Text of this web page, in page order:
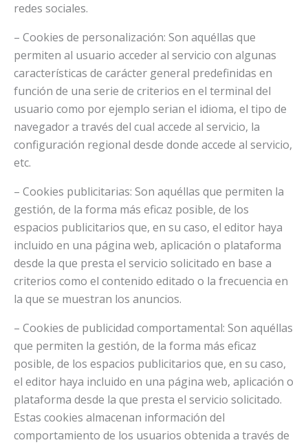
redes sociales.
– Cookies de personalización: Son aquéllas que
permiten al usuario acceder al servicio con algunas
características de carácter general predefinidas en
función de una serie de criterios en el terminal del
usuario como por ejemplo serian el idioma, el tipo de
navegador a través del cual accede al servicio, la
configuración regional desde donde accede al servicio,
etc.
– Cookies publicitarias: Son aquéllas que permiten la
gestión, de la forma más eficaz posible, de los
espacios publicitarios que, en su caso, el editor haya
incluido en una página web, aplicación o plataforma
desde la que presta el servicio solicitado en base a
criterios como el contenido editado o la frecuencia en
la que se muestran los anuncios.
– Cookies de publicidad comportamental: Son aquéllas
que permiten la gestión, de la forma más eficaz
posible, de los espacios publicitarios que, en su caso,
el editor haya incluido en una página web, aplicación o
plataforma desde la que presta el servicio solicitado.
Estas cookies almacenan información del
comportamiento de los usuarios obtenida a través de